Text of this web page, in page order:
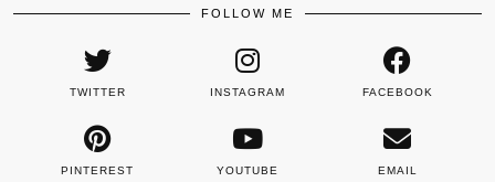
FOLLOW ME
TWITTER INSTAGRAM FACEBOOK
PINTEREST YOUTUBE EMAIL